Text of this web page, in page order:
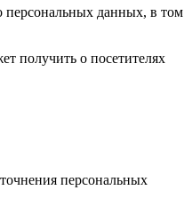
персональных данных, в том
получить о посетителях
персональных